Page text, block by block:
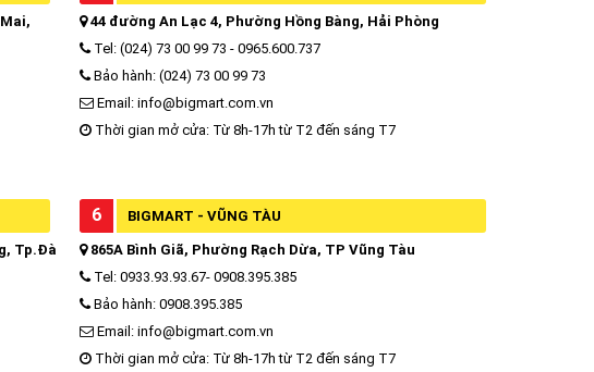
44 đường An Lạc 4, Phường Hồng Bàng, Hải Phòng
Tel: (024) 73 00 99 73 - 0965.600.737
Bảo hành: (024) 73 00 99 73
Email: info@bigmart.com.vn
Thời gian mở cửa: Từ 8h-17h từ T2 đến sáng T7
Tp.Đà
6 BIGMART - VŨNG TÀU
865A Bình Giã, Phường Rạch Dừa, TP Vũng Tàu
Tel: 0933.93.93.67- 0908.395.385
Bảo hành: 0908.395.385
Email: info@bigmart.com.vn
Thời gian mở cửa: Từ 8h-17h từ T2 đến sáng T7